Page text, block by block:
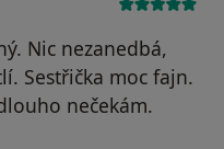
Nic nezanedbá,
Sestřička moc fajn.
nečekám.